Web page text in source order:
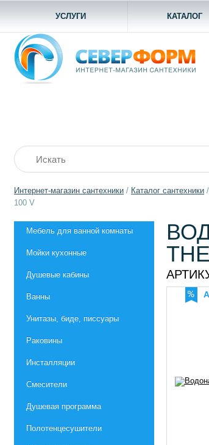
УСЛУГИ КАТАЛОГ
Интернет-магазин сантехники / Каталог сантехники /
100 V
Мебель для ванной комнаты
Мойки кухонные
Душевые кабины
Ванны
Унитазы, биде, писсуары
Раковины
Инсталляции
Смесители
Душевая программа
Полотенцесушители